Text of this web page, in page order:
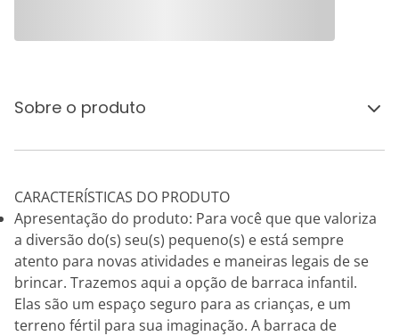
Sobre o produto
CARACTERÍSTICAS DO PRODUTO
Apresentação do produto: Para você que que valoriza
a diversão do(s) seu(s) pequeno(s) e está sempre
atento para novas atividades e maneiras legais de se
brincar. Trazemos aqui a opção de barraca infantil.
Elas são um espaço seguro para as crianças, e um
terreno fértil para sua imaginação. A barraca de